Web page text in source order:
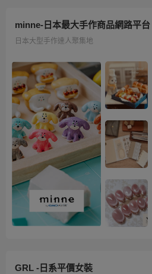
minne-日本最大手作商品網路平台
日本大型手作達人聚集地
GRL -日系平價女裝